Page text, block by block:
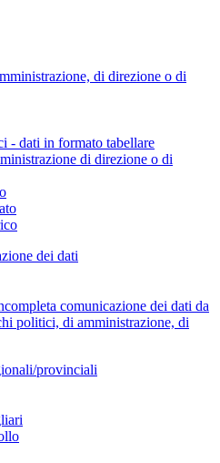
di direzione o di
- dati in formato tabellare
di direzione o di
dei dati
comunicazione dei dati da
politici, di amministrazione, di
provinciali